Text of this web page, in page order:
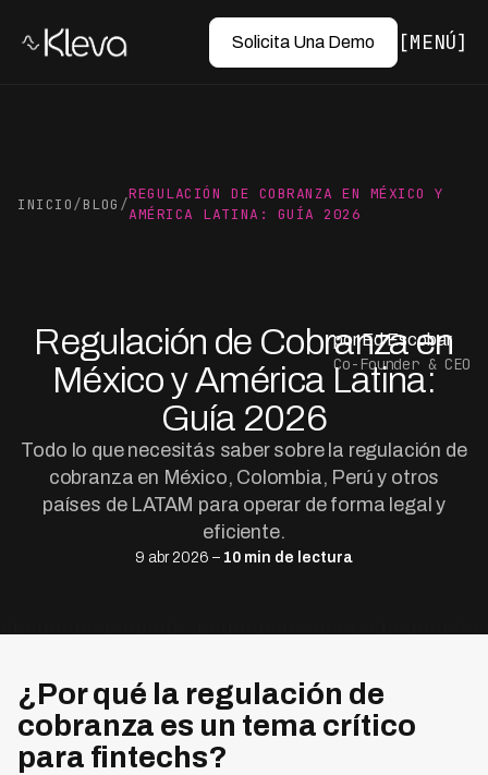
Solicita Una Demo MENÚ
INICIO/BLOG /
REGULACIÓN DE COBRANZA EN MÉXICO Y
AMÉRICA LATINA: GUÍA 2026
Regulación de Cobranza en
México y América Latina:
Guía 2026
Todo lo que necesitás saber sobre la regulación de
cobranza en México, Colombia, Perú y otros
países de LATAM para operar de forma legal y
eficiente.
9 abr 2026 – 10 min de lectura
por Ed Escobar
Co-Founder & CEO
¿Por qué la regulación de
cobranza es un tema crítico
para fintechs?